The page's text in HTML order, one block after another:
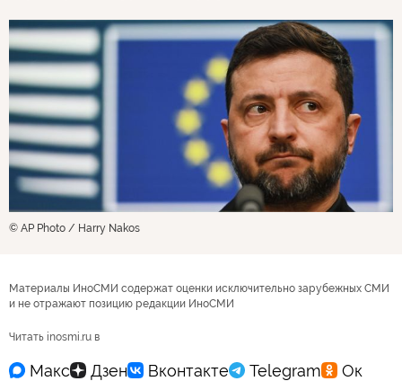
© AP Photo / Harry Nakos
Материалы ИноСМИ содержат оценки исключительно зарубежных СМИ
и не отражают позицию редакции ИноСМИ
Читать inosmi.ru в